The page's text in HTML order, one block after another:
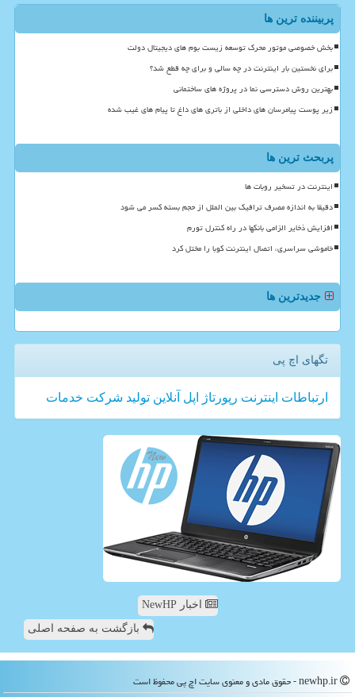
پربیننده ترین ها
بخش خصوصی موتور محرک توسعه زیست بوم های دیجیتال دولت
برای نخستین بار اینترنت در چه سالی و برای چه قطع شد؟
بهترین روش دسترسی نما در پروژه های ساختمانی
زیر پوست پیامرسان های داخلی از باتری های داغ تا پیام های غیب شده
پربحث ترین ها
اینترنت در تسخیر روبات ها
دقیقا به اندازه مصرف ترافیک بین الملل از حجم بسته کسر می شود
افزایش ذخایر الزامی بانکها در راه کنترل تورم
خاموشی سراسری، اتصال اینترنت کوبا را مختل کرد
جدیدترین ها
تگهای اچ پی
ارتباطات اینترنت رپورتاژ اپل آنلاین تولید شركت خدمات
اخبار NewHP
بازگشت به صفحه اصلی